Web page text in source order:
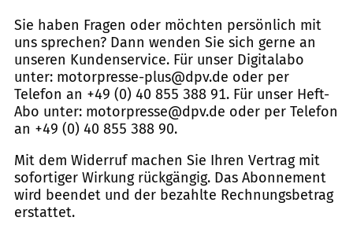
Sie haben Fragen oder möchten persönlich mit
uns sprechen? Dann wenden Sie sich gerne an
unseren Kundenservice. Für unser Digitalabo
unter: motorpresse-plus@dpv.de oder per
Telefon an +49 (0) 40 855 388 91. Für unser Heft-
Abo unter: motorpresse@dpv.de oder per Telefon
an +49 (0) 40 855 388 90.
Mit dem Widerruf machen Sie Ihren Vertrag mit
sofortiger Wirkung rückgängig. Das Abonnement
wird beendet und der bezahlte Rechnungsbetrag
erstattet.